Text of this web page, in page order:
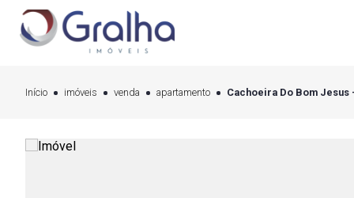
Início imóveis venda apartamento Cachoeira Do Bom